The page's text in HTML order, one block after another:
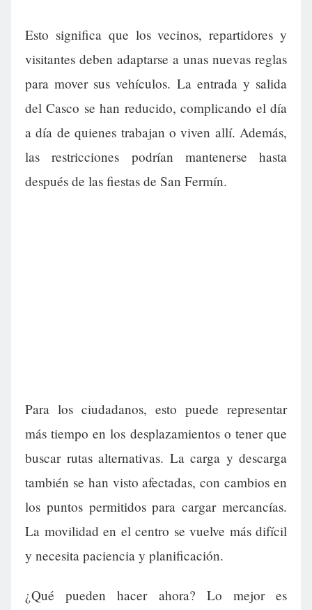
Esto significa que los vecinos, repartidores y
visitantes deben adaptarse a unas nuevas reglas
para mover sus vehículos. La entrada y salida
del Casco se han reducido, complicando el día
a día de quienes trabajan o viven allí. Además,
las restricciones podrían mantenerse hasta
después de las fiestas de San Fermín.
Para los ciudadanos, esto puede representar
más tiempo en los desplazamientos o tener que
buscar rutas alternativas. La carga y descarga
también se han visto afectadas, con cambios en
los puntos permitidos para cargar mercancías.
La movilidad en el centro se vuelve más difícil
y necesita paciencia y planificación.
¿Qué pueden hacer ahora? Lo mejor es